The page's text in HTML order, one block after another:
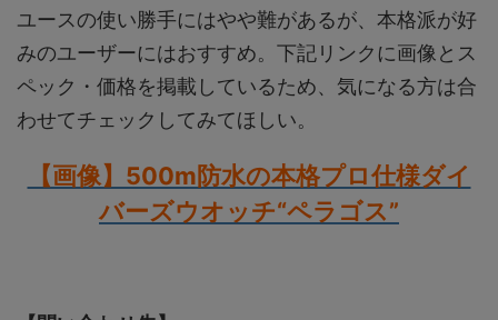
ユースの使い勝手にはやや難があるが、本格派が好
みのユーザーにはおすすめ。下記リンクに画像とス
ペック・価格を掲載しているため、気になる方は合
わせてチェックしてみてほしい。
【画像】500m防水の本格プロ仕様ダイ
バーズウオッチ“ペラゴス”